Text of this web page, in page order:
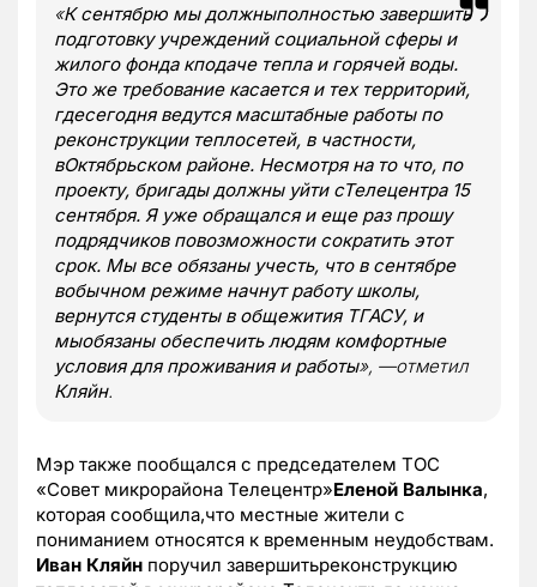
«К сентябрю мы должныполностью завершить
подготовку учреждений социальной сферы и
жилого фонда кподаче тепла и горячей воды.
Это же требование касается и тех территорий,
гдесегодня ведутся масштабные работы по
реконструкции теплосетей, в частности,
вОктябрьском районе. Несмотря на то что, по
проекту, бригады должны уйти сТелецентра 15
сентября. Я уже обращался и еще раз прошу
подрядчиков повозможности сократить этот
срок. Мы все обязаны учесть, что в сентябре
вобычном режиме начнут работу школы,
вернутся студенты в общежития ТГАСУ, и
мыобязаны обеспечить людям комфортные
условия для проживания и работы», —отметил
Кляйн.
Мэр также пообщался с председателем ТОС
«Совет микрорайона Телецентр»Еленой Валынка,
которая сообщила,что местные жители с
пониманием относятся к временным неудобствам.
Иван Кляйн поручил завершитьреконструкцию